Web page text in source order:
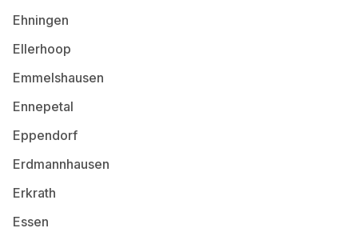
Ehningen
Ellerhoop
Emmelshausen
Ennepetal
Eppendorf
Erdmannhausen
Erkrath
Essen